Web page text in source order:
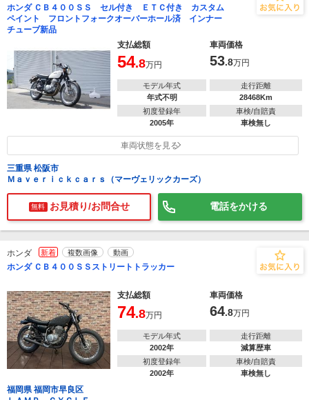
ホンダ ＣＢ４００ＳＳ セル付き ＥＴＣ付き カスタム
ペイント フロントフォークオーバーホール済 インナー
チューブ新品
支払総額
車両価格
54.8万円 53.8万円
モデル年式
年式不明
走行距離
28468Km
初度登録年
2005年
車検/自賠責
車検無し
車両状態を見る
三重県 松阪市
Ｍａｖｅｒｉｃｋｃａｒｓ（マーヴェリックカーズ）
無料 お見積り/お問合せ 電話をかける
ホンダ 新着 複数画像 動画
ホンダ ＣＢ４００ＳＳストリートトラッカー
支払総額 車両価格
74.8万円 64.8万円
モデル年式
2002年
走行距離
減算歴車
初度登録年
2002年
車検/自賠責
車検無し
福岡県 福岡市早良区